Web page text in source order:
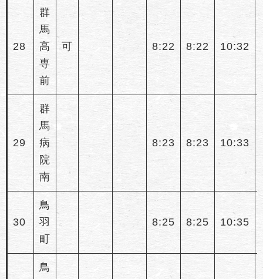
28
群
馬
高
専
前
可 8:22 8:22 10:32
29
群
馬
病
院
南
8:23 8:23 10:33
30
鳥
羽
町
8:25 8:25 10:35
鳥